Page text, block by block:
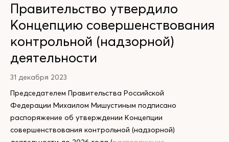
Правительство утвердило
Концепцию совершенствования
контрольной (надзорной)
деятельности
31 декабря 2023
Председателем Правительства Российской
Федерации Михаилом Мишустиным подписано
распоряжение об утверждении Концепции
совершенствования контрольной (надзорной)